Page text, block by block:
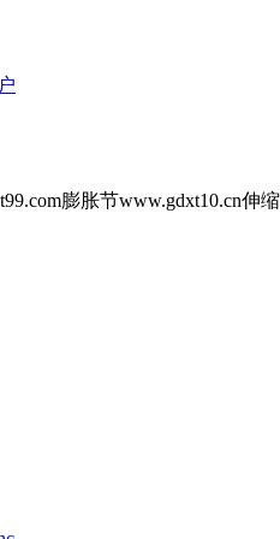
膨胀节www.gdxt10.cn伸